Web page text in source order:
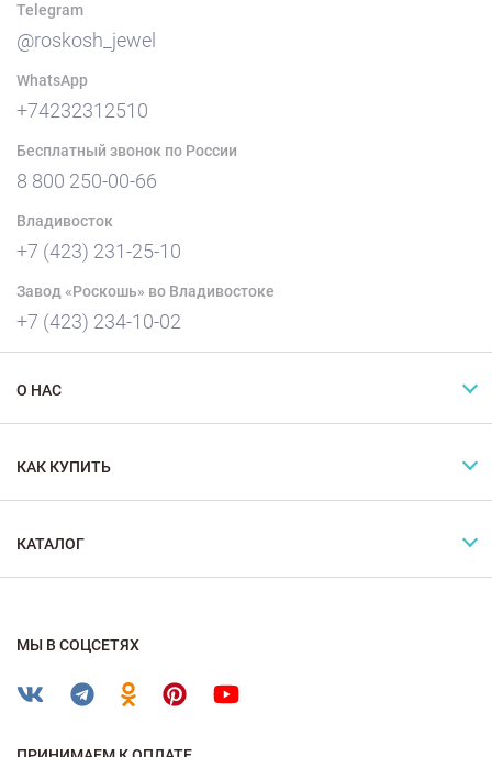
Telegram
@roskosh_jewel
WhatsApp
+74232312510
Бесплатный звонок по России
8 800 250-00-66
Владивосток
+7 (423) 231-25-10
Завод «Роскошь» во Владивостоке
+7 (423) 234-10-02
О НАС
КАК КУПИТЬ
КАТАЛОГ
МЫ В СОЦСЕТЯХ